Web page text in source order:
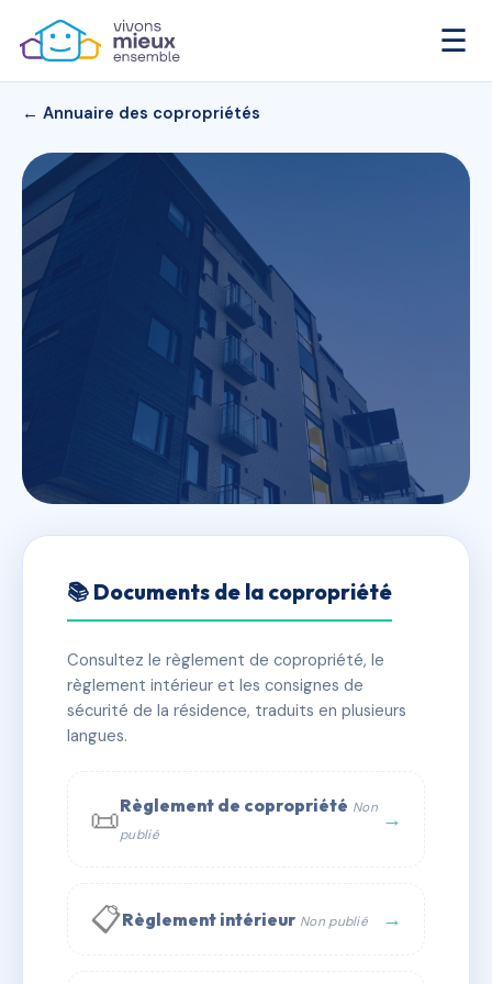
☰
← Annuaire des copropriétés
ARMEE DES ALPES 15
✓ Immatriculée 🏠 23 lots 🏗 1 bâtiment(s)
📞 Contacter Syndic Digital
📚 Documents de la copropriété
Consultez le règlement de copropriété, le
règlement intérieur et les consignes de
sécurité de la résidence, traduits en plusieurs
langues.
📜Règlement de copropriété Non
publié
→
📋Règlement intérieur Non publié →